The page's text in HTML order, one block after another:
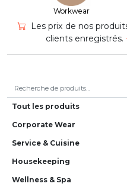
Workwear
Les prix de nos
clients enregistrés.
Tout les produits
Corporate Wear
Service & Cuisine
House­keeping
Wellness & Spa